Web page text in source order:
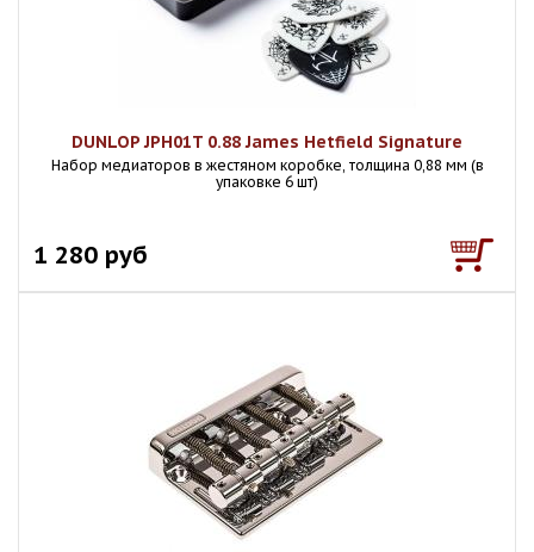
DUNLOP JPH01T 0.88 James Hetfield Signature
Набор медиаторов в жестяном коробке, толщина 0,88 мм (в
упаковке 6 шт)
1 280 руб